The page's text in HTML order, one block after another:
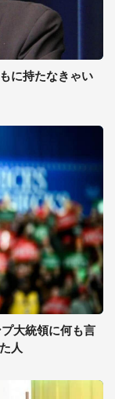
に持たなきゃい
大統領に何も言
人